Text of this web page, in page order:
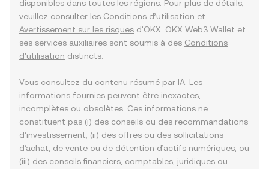
disponibles dans toutes les régions. Pour plus de détails,
veuillez consulter les Conditions d’utilisation et
Avertissement sur les risques d'OKX. OKX Web3 Wallet et
ses services auxiliaires sont soumis à des Conditions
d'utilisation distincts.
Vous consultez du contenu résumé par IA. Les
informations fournies peuvent être inexactes,
incomplètes ou obsolètes. Ces informations ne
constituent pas (i) des conseils ou des recommandations
d’investissement, (ii) des offres ou des sollicitations
d’achat, de vente ou de détention d’actifs numériques, ou
(iii) des conseils financiers, comptables, juridiques ou